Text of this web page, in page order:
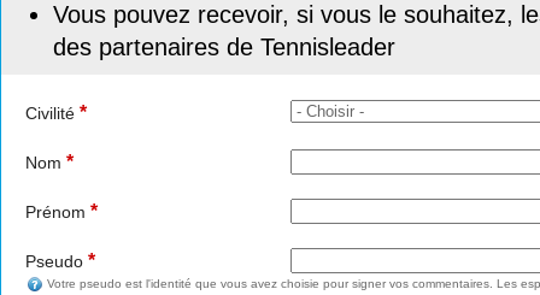
Vous pouvez recevoir, si vous le souhaitez,
des partenaires de Tennisleader
Civilité *
Nom *
Prénom *
Pseudo *
Votre pseudo est l'identité que vous avez choisie pour signer vos commentaires. Les